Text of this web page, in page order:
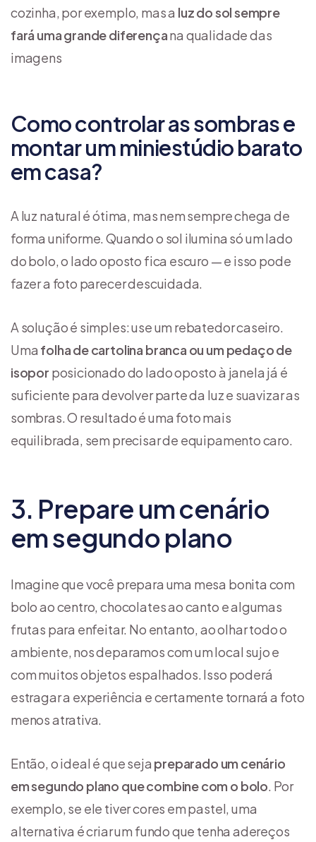
cozinha, por exemplo, mas a luz do sol sempre
fará uma grande diferençana qualidade das
imagens
Como controlar as sombras e
montar um miniestúdio barato
em casa?
A luz natural é ótima, mas nem sempre chega de
forma uniforme. Quando o sol ilumina só um lado
do bolo, o lado oposto fica escuro — e isso pode
fazer a foto parecer descuidada.
A solução é simples: use um rebatedor caseiro.
Uma folha de cartolina branca ou um pedaço de
isopor posicionado do lado oposto à janela já é
suficiente para devolver parte da luz e suavizar as
sombras. O resultado é uma foto mais
equilibrada, sem precisar de equipamento caro.
3. Prepare um cenário
em segundo plano
Imagine que você prepara uma mesa bonita com
bolo ao centro, chocolates ao canto e algumas
frutas para enfeitar. No entanto, ao olhar todo o
ambiente, nos deparamos com um local sujo e
com muitos objetos espalhados. Isso poderá
estragar a experiência e certamente tornará a foto
menos atrativa.
Então, o ideal é que seja preparado um cenário
em segundo plano que combine com o bolo. Por
exemplo, se ele tiver cores em pastel, uma
alternativa é criar um fundo que tenha adereços